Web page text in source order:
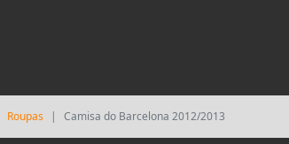
Roupas Camisa do Barcelona 2012/2013